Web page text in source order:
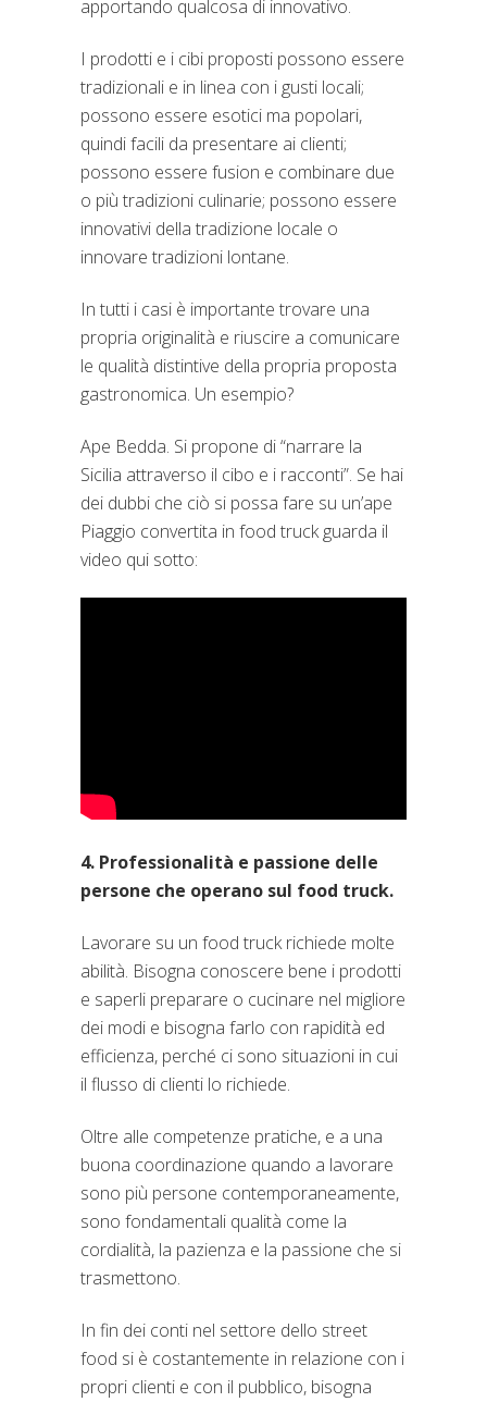
apportando qualcosa di innovativo.
I prodotti e i cibi proposti possono essere
tradizionali e in linea con i gusti locali;
possono essere esotici ma popolari,
quindi facili da presentare ai clienti;
possono essere fusion e combinare due
o più tradizioni culinarie; possono essere
innovativi della tradizione locale o
innovare tradizioni lontane.
In tutti i casi è importante trovare una
propria originalità e riuscire a comunicare
le qualità distintive della propria proposta
gastronomica. Un esempio?
Ape Bedda. Si propone di “narrare la
Sicilia attraverso il cibo e i racconti”. Se hai
dei dubbi che ciò si possa fare su un’ape
Piaggio convertita in food truck guarda il
video qui sotto:
4. Professionalità e passione delle
persone che operano sul food truck.
Lavorare su un food truck richiede molte
abilità. Bisogna conoscere bene i prodotti
e saperli preparare o cucinare nel migliore
dei modi e bisogna farlo con rapidità ed
efficienza, perché ci sono situazioni in cui
il flusso di clienti lo richiede.
Oltre alle competenze pratiche, e a una
buona coordinazione quando a lavorare
sono più persone contemporaneamente,
sono fondamentali qualità come la
cordialità, la pazienza e la passione che si
trasmettono.
In fin dei conti nel settore dello street
food si è costantemente in relazione con i
propri clienti e con il pubblico, bisogna